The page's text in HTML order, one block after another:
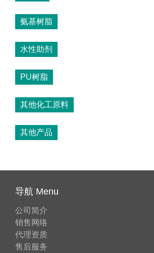
氨基树脂
水性助剂
PU树脂
其他化工原料
其他产品
导航 Menu
公司简介
销售网络
代理资质
售后服务